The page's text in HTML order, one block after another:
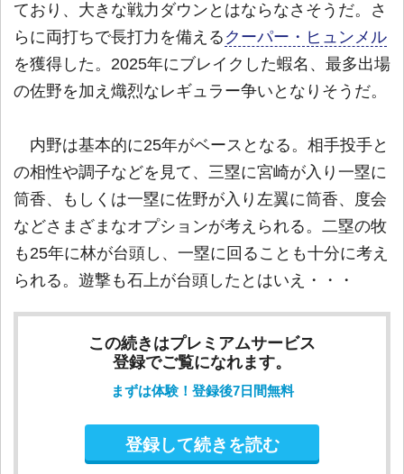
ており、大きな戦力ダウンとはならなさそうだ。さ
らに両打ちで長打力を備える クーパー・ヒュンメル
を獲得した。2025年にブレイクした蝦名、最多出場
の佐野を加え熾烈なレギュラー争いとなりそうだ。
内野は基本的に25年がベースとなる。相手投手と
の相性や調子などを見て、三塁に宮崎が入り一塁に
筒香、もしくは一塁に佐野が入り左翼に筒香、度会
などさまざまなオプションが考えられる。二塁の牧
も25年に林が台頭し、一塁に回ることも十分に考え
られる。遊撃も石上が台頭したとはいえ・・・
この続きはプレミアムサービス
登録でご覧になれます。
まずは体験！登録後7日間無料
登録して続きを読む